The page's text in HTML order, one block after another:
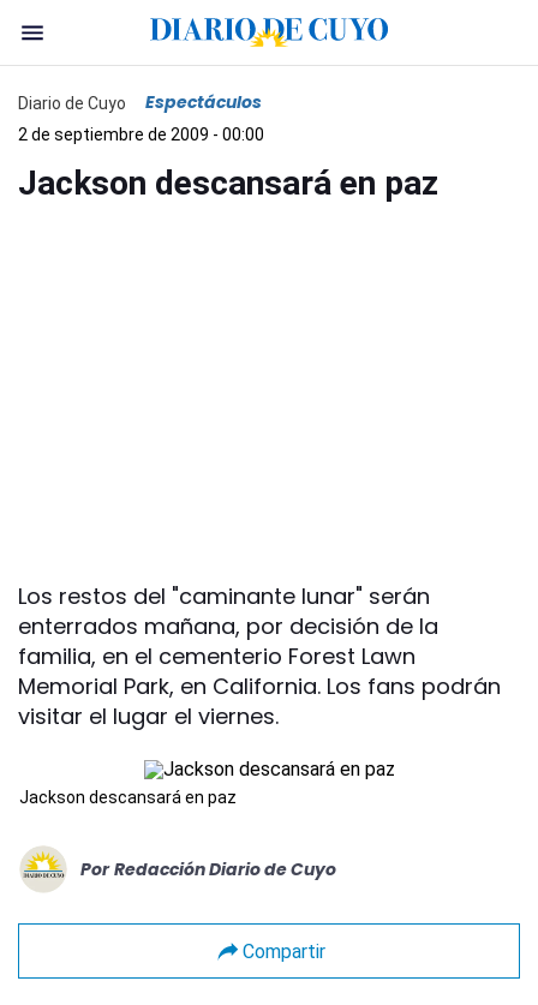
Diario de Cuyo Espectáculos
2 de septiembre de 2009 - 00:00
Jackson descansará en paz
Los restos del "caminante lunar" serán
enterrados mañana, por decisión de la
familia, en el cementerio Forest Lawn
Memorial Park, en California. Los fans podrán
visitar el lugar el viernes.
Jackson descansará en paz
Por Redacción Diario de Cuyo
Compartir